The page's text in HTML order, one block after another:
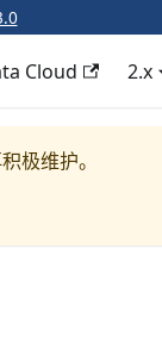
Cloud 2.x
极维护。